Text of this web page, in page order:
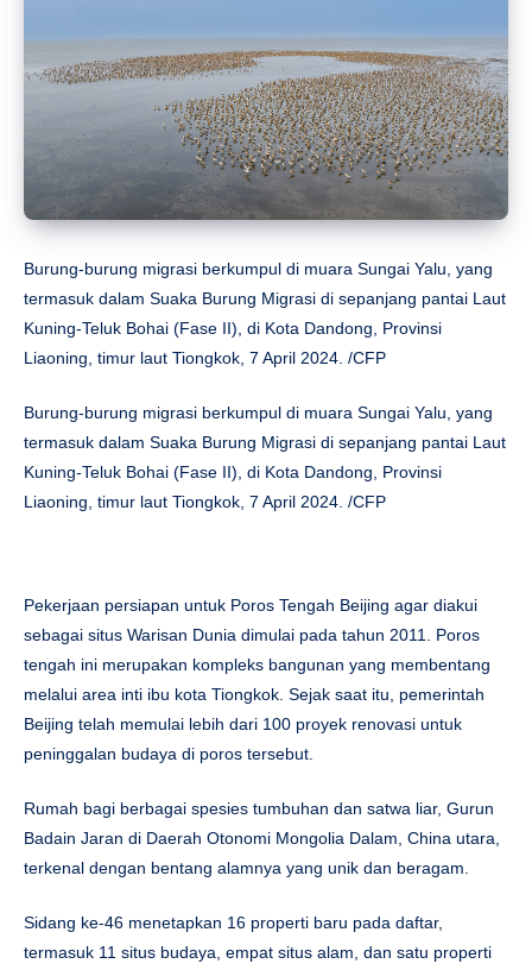
Burung-burung migrasi berkumpul di muara Sungai Yalu, yang
termasuk dalam Suaka Burung Migrasi di sepanjang pantai Laut
Kuning-Teluk Bohai (Fase II), di Kota Dandong, Provinsi
Liaoning, timur laut Tiongkok, 7 April 2024. /CFP
Burung-burung migrasi berkumpul di muara Sungai Yalu, yang
termasuk dalam Suaka Burung Migrasi di sepanjang pantai Laut
Kuning-Teluk Bohai (Fase II), di Kota Dandong, Provinsi
Liaoning, timur laut Tiongkok, 7 April 2024. /CFP
Pekerjaan persiapan untuk Poros Tengah Beijing agar diakui
sebagai situs Warisan Dunia dimulai pada tahun 2011. Poros
tengah ini merupakan kompleks bangunan yang membentang
melalui area inti ibu kota Tiongkok. Sejak saat itu, pemerintah
Beijing telah memulai lebih dari 100 proyek renovasi untuk
peninggalan budaya di poros tersebut.
Rumah bagi berbagai spesies tumbuhan dan satwa liar, Gurun
Badain Jaran di Daerah Otonomi Mongolia Dalam, China utara,
terkenal dengan bentang alamnya yang unik dan beragam.
Sidang ke-46 menetapkan 16 properti baru pada daftar,
termasuk 11 situs budaya, empat situs alam, dan satu properti